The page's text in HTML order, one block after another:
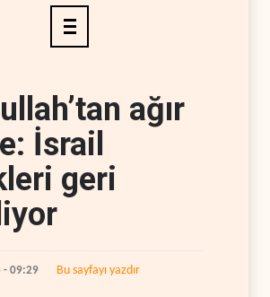
ağır
İsrail
geri
09:29 Bu sayfayı yazdır